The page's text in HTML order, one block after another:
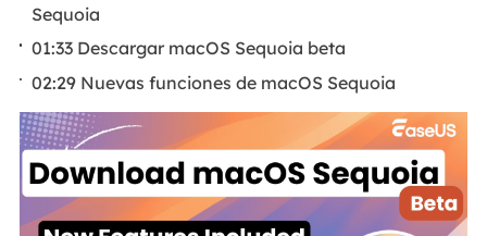
Sequoia
01:33 Descargar macOS Sequoia beta
02:29 Nuevas funciones de macOS Sequoia